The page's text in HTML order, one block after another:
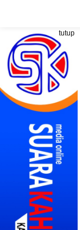
Langsung
konten
tutup